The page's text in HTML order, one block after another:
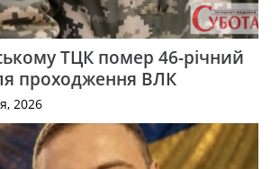
ТЦК помер 46-річний
проходження ВЛК
2026